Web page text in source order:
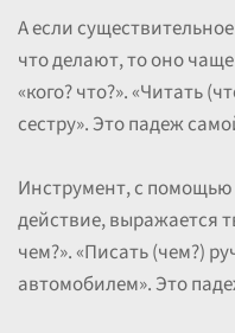
А если
что делают, то оно
«кого? что?». «Читать
сестру». Это падеж
Инструмент, с помощью
действие, выражается
чем?». «Писать (чем?)
автомобилем». Это